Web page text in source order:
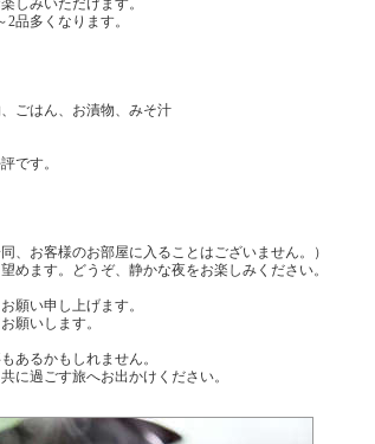
しみいただけます。
品多くなります。
ごはん、お漬物、みそ汁
です。
、お客様のお部屋に入ることはございません。）
めます。どうぞ、静かな夜をお楽しみください。
願い申し上げます。
願いします。
あるかもしれません。
に過ごす旅へお出かけください。